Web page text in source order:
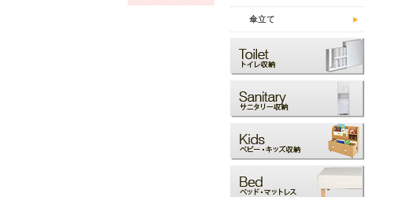
傘立て